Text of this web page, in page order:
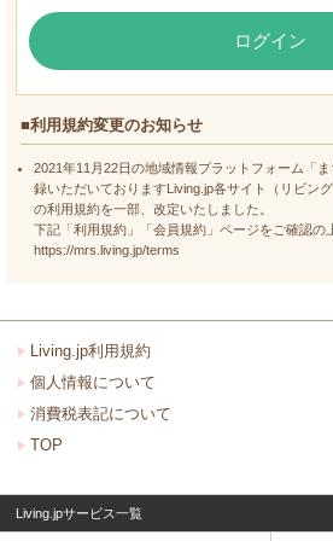
ログイン
■利用規約変更のお知らせ
2021年11月22日の地域情報プラットフォーム「
録いただいておりますLiving.jp各サイト（リビン
の利用規約を一部、改定いたしました。
下記「利用規約」「会員規約」ページをご確認の
https://mrs.living.jp/terms
Living.jp利用規約
個人情報について
消費税表記について
TOP
Living.jpサービス一覧